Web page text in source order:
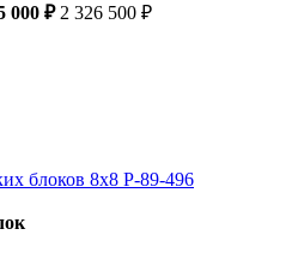
000 ₽ 2 326 500 ₽
блоков 8х8 Р-89-496